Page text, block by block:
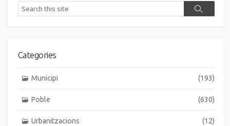
Search
Search
Categories
Municipi (193)
Poble (630)
Urbanitzacions (12)